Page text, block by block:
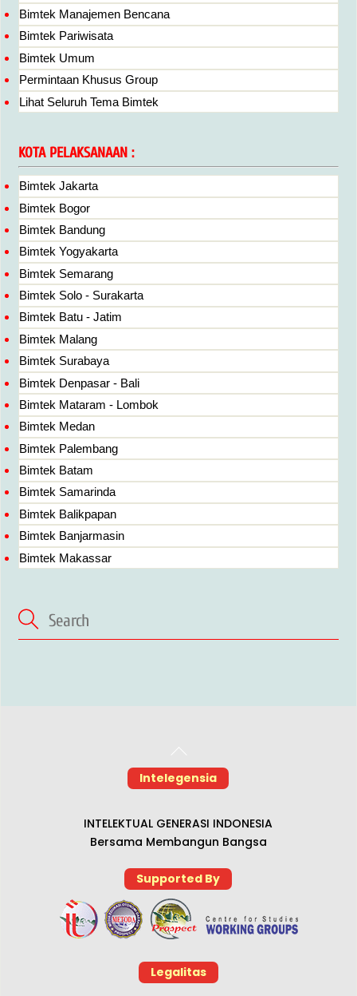
Bimtek Manajemen Bencana
Bimtek Pariwisata
Bimtek Umum
Permintaan Khusus Group
Lihat Seluruh Tema Bimtek
KOTA PELAKSANAAN :
Bimtek Jakarta
Bimtek Bogor
Bimtek Bandung
Bimtek Yogyakarta
Bimtek Semarang
Bimtek Solo - Surakarta
Bimtek Batu - Jatim
Bimtek Malang
Bimtek Surabaya
Bimtek Denpasar - Bali
Bimtek Mataram - Lombok
Bimtek Medan
Bimtek Palembang
Bimtek Batam
Bimtek Samarinda
Bimtek Balikpapan
Bimtek Banjarmasin
Bimtek Makassar
Back
To
Top
Intelegensia
INTELEKTUAL GENERASI INDONESIA
Bersama Membangun Bangsa
Supported By
Legalitas